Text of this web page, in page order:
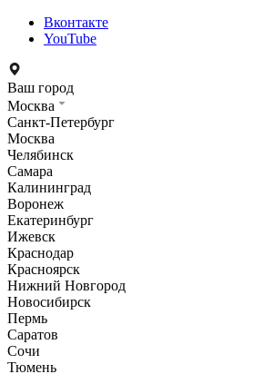
Вконтакте
YouTube
Ваш город
Москва
Санкт-Петербург
Москва
Челябинск
Самара
Калининград
Воронеж
Екатеринбург
Ижевск
Краснодар
Красноярск
Нижний Новгород
Новосибирск
Пермь
Саратов
Сочи
Тюмень